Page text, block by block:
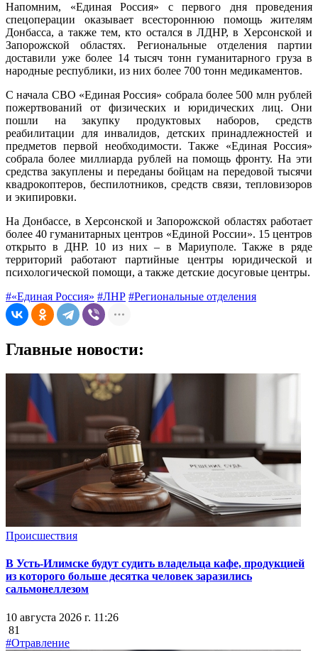
Напомним, «Единая Россия» с первого дня проведения
спецоперации оказывает всестороннюю помощь жителям
Донбасса, а также тем, кто остался в ЛДНР, в Херсонской и
Запорожской областях. Региональные отделения партии
доставили уже более 14 тысяч тонн гуманитарного груза в
народные республики, из них более 700 тонн медикаментов.
С начала СВО «Единая Россия» собрала более 500 млн рублей
пожертвований от физических и юридических лиц. Они
пошли на закупку продуктовых наборов, средств
реабилитации для инвалидов, детских принадлежностей и
предметов первой необходимости. Также «Единая Россия»
собрала более миллиарда рублей на помощь фронту. На эти
средства закуплены и переданы бойцам на передовой тысячи
квадрокоптеров, беспилотников, средств связи, тепловизоров
и экипировки.
На Донбассе, в Херсонской и Запорожской областях работает
более 40 гуманитарных центров «Единой России». 15 центров
открыто в ДНР. 10 из них – в Мариуполе. Также в ряде
территорий работают партийные центры юридической и
психологической помощи, а также детские досуговые центры.
#«Единая Россия» #ЛНР #Региональные отделения
Главные новости:
Происшествия
В Усть-Илимске будут судить владельца кафе, продукцией
из которого больше десятка человек заразились
сальмонеллезом
10 августа 2026 г. 11:26
81
#Отравление